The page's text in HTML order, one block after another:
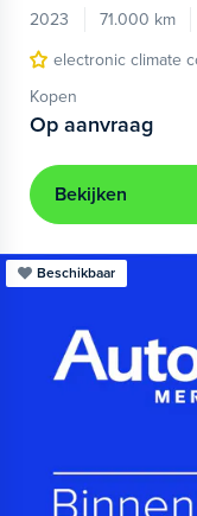
2023
71.000 km
electronic climate
Kopen
Op aanvraag
Bekijken
Beschikbaar